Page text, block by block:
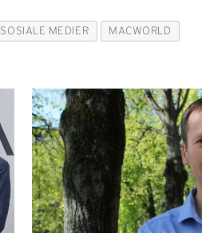
SOSIALE MEDIER MACWORLD